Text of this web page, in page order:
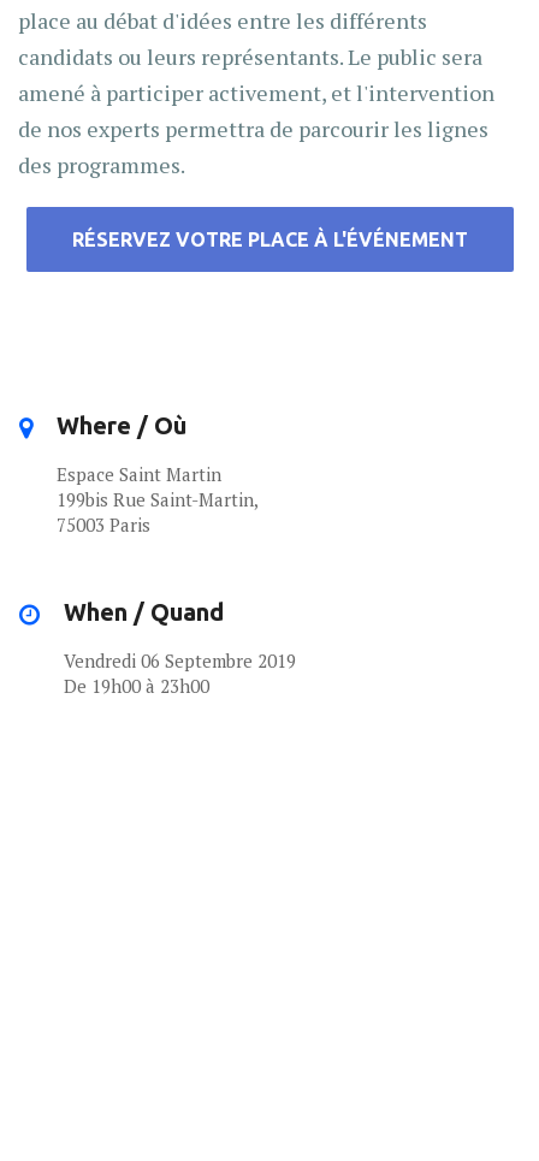
place au débat d'idées entre les différents
candidats ou leurs représentants. Le public sera
amené à participer activement, et l'intervention
de nos experts permettra de parcourir les lignes
des programmes.
RÉSERVEZ VOTRE PLACE À L'ÉVÉNEMENT
Where / Où
Espace Saint Martin
199bis Rue Saint-Martin,
75003 Paris
When / Quand
Vendredi 06 Septembre 2019
De 19h00 à 23h00